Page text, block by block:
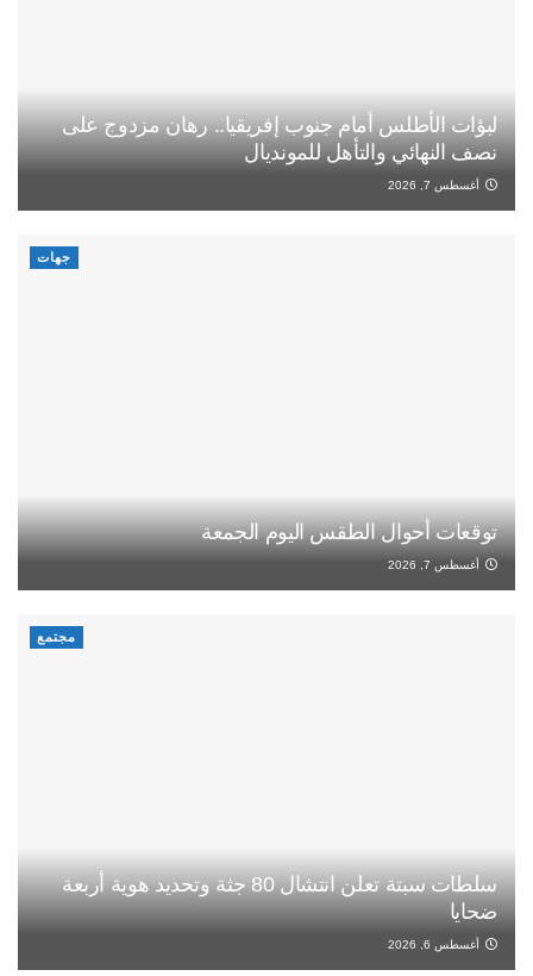
لبؤات الأطلس أمام جنوب إفريقيا.. رهان مزدوج على
نصف النهائي والتأهل للمونديال
أغسطس 7, 2026
جهات
توقعات أحوال الطقس اليوم الجمعة
أغسطس 7, 2026
مجتمع
سلطات سبتة تعلن انتشال 80 جثة وتحديد هوية أربعة
ضحايا
أغسطس 6, 2026